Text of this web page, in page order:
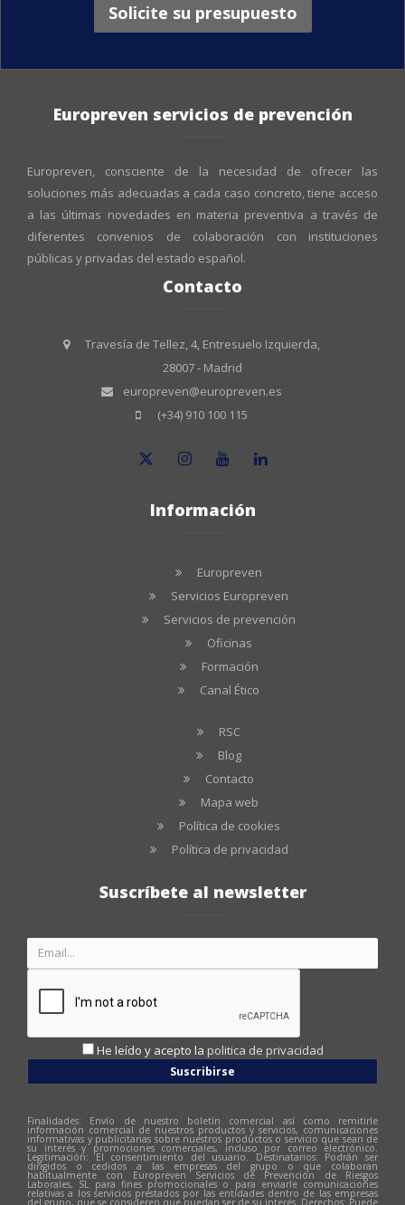
Solicite su presupuesto
Europreven servicios de prevención
Europreven, consciente de la necesidad de ofrecer las
soluciones más adecuadas a cada caso concreto, tiene acceso
a las últimas novedades en materia preventiva a través de
diferentes convenios de colaboración con instituciones
públicas y privadas del estado español.
Contacto
Travesía de Tellez, 4, Entresuelo Izquierda,
28007 - Madrid
europreven@europreven.es
(+34) 910 100 115
Información
Europreven
Servicios Europreven
Servicios de prevención
Oficinas
Formación
Canal Ético
RSC
Blog
Contacto
Mapa web
Política de cookies
Política de privacidad
Suscríbete al newsletter
He leído y acepto la politica de privacidad
Suscribirse
Finalidades: Envío de nuestro boletín comercial así como remitirle
información comercial de nuestros productos y servicios, comunicaciones
informativas y publicitarias sobre nuestros productos o servicio que sean de
su interés y promociones comerciales, incluso por correo electrónico.
Legitimación: El consentimiento del usuario. Destinatarios: Podrán ser
dirigidos o cedidos a las empresas del grupo o que colaboran
habitualmente con Europreven Servicios de Prevención de Riesgos
Laborales, SL para fines promocionales o para enviarle comunicaciones
relativas a los servicios prestados por las entidades dentro de las empresas
del grupo, que se consideren que puedan ser de su interés. Derechos: Puede